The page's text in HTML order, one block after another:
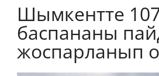
Шымкентте
баспананы
жоспарланып